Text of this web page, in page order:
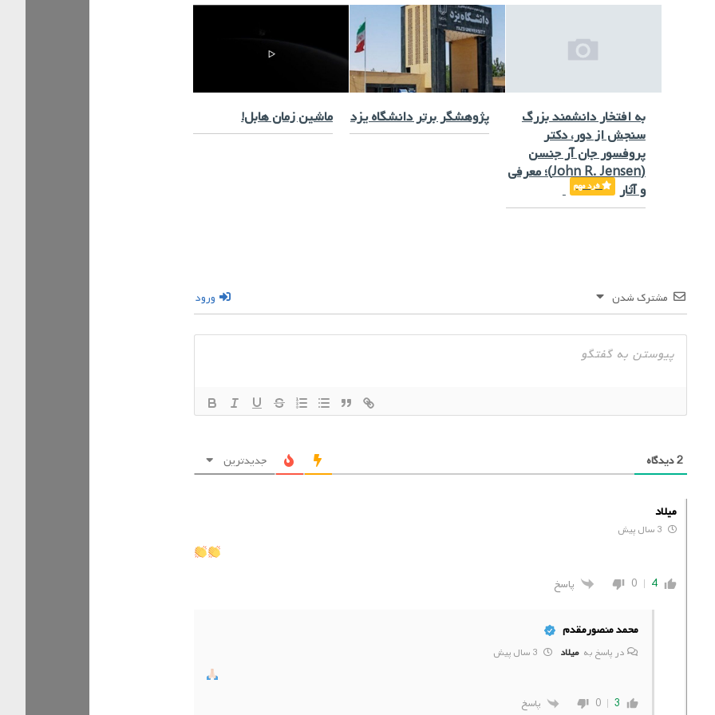
ماشین زمان هابل! پژوهشگر برتر دانشگاه یزد
به افتخار دانشمند بزرگ
سنجش از دور، دکتر
پروفسور جان آر جنسن
(John R. Jensen)؛ معرفی
و آثار
فرد مهم
مشترک شدن ورود
2دیدگاه جدیدترین
میلاد
4
0 پاسخ
محمد منصورمقدم
در پاسخ بهمیلاد
3
0 پاسخ